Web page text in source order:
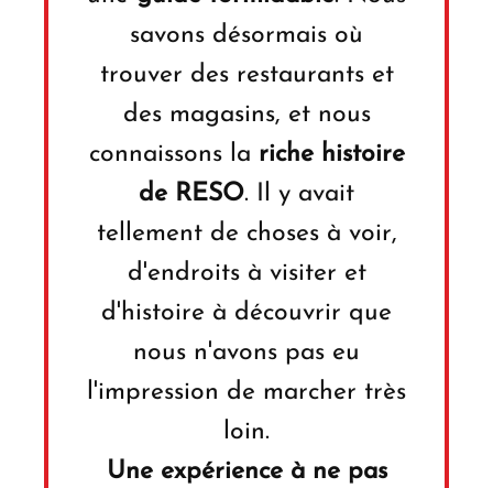
savons désormais où
trouver des restaurants et
des magasins, et nous
connaissons la riche histoire
de RESO. Il y avait
tellement de choses à voir,
d'endroits à visiter et
d'histoire à découvrir que
nous n'avons pas eu
l'impression de marcher très
loin.
Une expérience à ne pas